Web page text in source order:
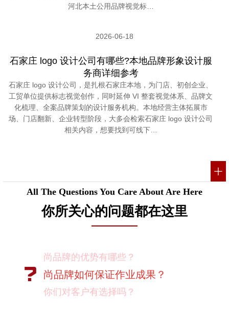
河北本土公用品牌视觉标…
2026-06-18
石家庄 logo 设计公司有哪些?本地品牌形象设计服
务商详细参考
石家庄 logo 设计公司，是扎根石家庄本地，为门店、初创企业、
工贸单位提供标志视觉创作，同时延伸 VI 整套视觉体系、品牌文
化梳理、全案品牌策划的设计服务机构。本地经营主体拓展市
场、门店翻新、企业转型阶段，大多会检索石家庄 logo 设计公司
相关内容，想要找到可线下…
All The Questions You Care About Are Here
你所关心的问题都在这里
尚品牌的优势有哪些？
尚品牌如何保证作业成果？
你们对客户有选择吗？